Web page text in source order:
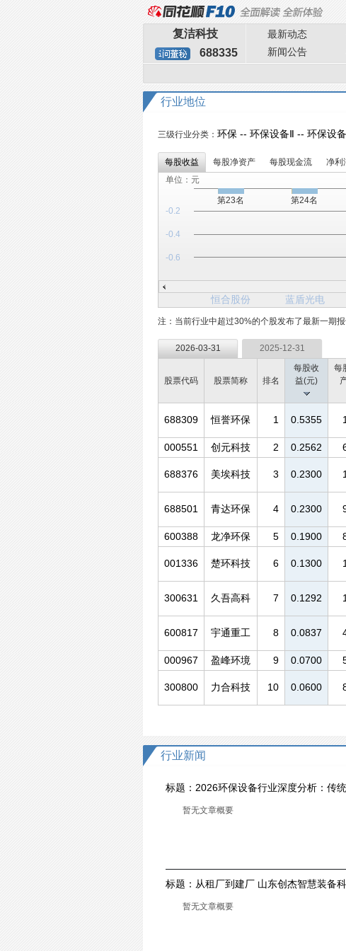
复洁科技
688335
最新动态
新闻公告
行业地位
三级行业分类： 环保 -- 环保设备Ⅱ -- 环保设
每股收益 每股净资产 每股现金流 净利
单位：元
恒合股份 蓝盾光电
-0.6
-0.4
-0.2
第23名 第24名
注：当前行业中超过30%的个股发布了最新一期
2026-03-31 2025-12-31
股票代码 股票简称 排名
每股收
益(元)
每
688309 恒誉环保 1 0.5355
000551
创元科技 2 0.2562
688376 美埃科技 3 0.2300
688501 青达环保 4 0.2300
600388 龙净环保 5 0.1900
001336 楚环科技 6 0.1300
300631 久吾高科 7 0.1292
600817 宇通重工 8 0.0837
000967 盈峰环境 9 0.0700
300800 力合科技 10 0.0600
行业新闻
标题： 2026环保设备行业深度分析：传
暂无文章概要
标题： 从租厂到建厂 山东创杰智慧装备
暂无文章概要